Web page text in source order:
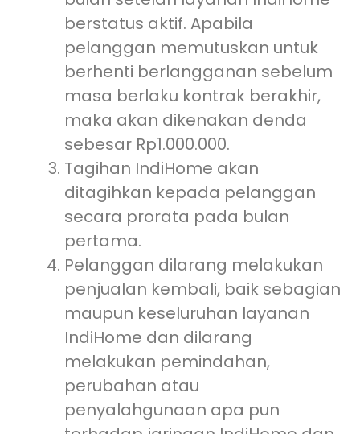
berstatus aktif. Apabila
pelanggan memutuskan untuk
berhenti berlangganan sebelum
masa berlaku kontrak berakhir,
maka akan dikenakan denda
sebesar Rp1.000.000.
Tagihan IndiHome akan
ditagihkan kepada pelanggan
secara prorata pada bulan
pertama.
Pelanggan dilarang melakukan
penjualan kembali, baik sebagian
maupun keseluruhan layanan
IndiHome dan dilarang
melakukan pemindahan,
perubahan atau
penyalahgunaan apa pun